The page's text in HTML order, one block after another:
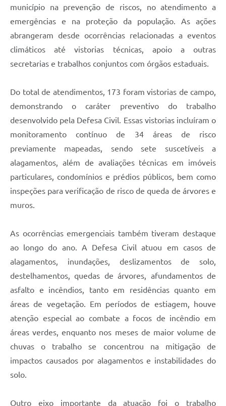
Guarda Civil Municipal (GCM)
Arborização urbana
Manual para arquivo de remessa – NFSe
Lei de Acesso à Informação
Legislação
IPTU Selo Verde
Notícias
Contato
município na prevenção de riscos, no atendimento a
emergências e na proteção da população. As ações
abrangeram desde ocorrências relacionadas a eventos
climáticos até vistorias técnicas, apoio a outras
secretarias e trabalhos conjuntos com órgãos estaduais.
Do total de atendimentos, 173 foram vistorias de campo,
demonstrando o caráter preventivo do trabalho
desenvolvido pela Defesa Civil. Essas vistorias incluíram o
monitoramento contínuo de 34 áreas de risco
previamente mapeadas, sendo sete suscetíveis a
alagamentos, além de avaliações técnicas em imóveis
particulares, condomínios e prédios públicos, bem como
inspeções para verificação de risco de queda de árvores e
muros.
As ocorrências emergenciais também tiveram destaque
ao longo do ano. A Defesa Civil atuou em casos de
alagamentos, inundações, deslizamentos de solo,
destelhamentos, quedas de árvores, afundamentos de
asfalto e incêndios, tanto em residências quanto em
áreas de vegetação. Em períodos de estiagem, houve
atenção especial ao combate a focos de incêndio em
áreas verdes, enquanto nos meses de maior volume de
chuvas o trabalho se concentrou na mitigação de
impactos causados por alagamentos e instabilidades do
solo.
Outro eixo importante da atuação foi o trabalho